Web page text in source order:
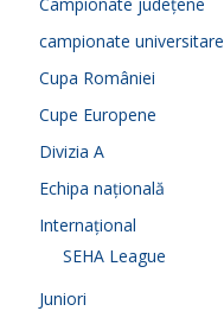
campionate universitare
Cupa României
Cupe Europene
Divizia A
Echipa națională
Internațional
SEHA League
Juniori